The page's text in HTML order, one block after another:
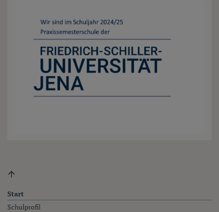
Fußzeile
Start
Schulprofil